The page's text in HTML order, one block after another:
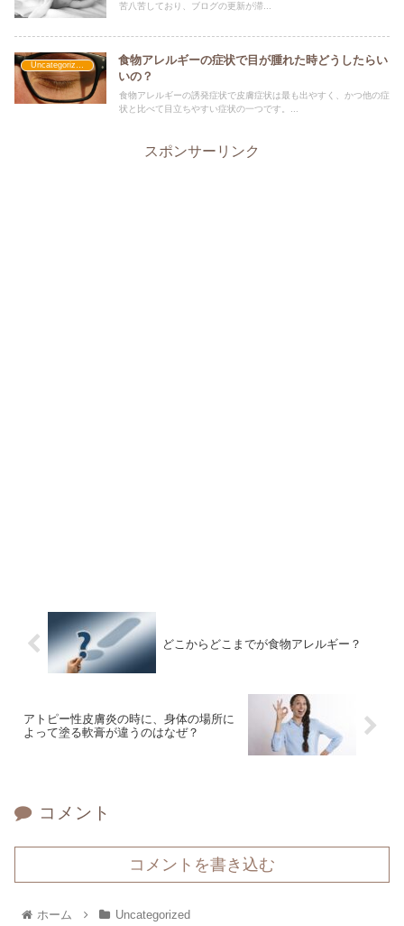
苦八苦しており、ブログの更新が滞...
食物アレルギーの症状で目が腫れた時どうしたらい
いの？
食物アレルギーの誘発症状で皮膚症状は最も出やすく、かつ他の症
状と比べて目立ちやすい症状の一つです。...
スポンサーリンク
どこからどこまでが食物アレルギー？
アトピー性皮膚炎の時に、身体の場所に
よって塗る軟膏が違うのはなぜ？
コメント
コメントを書き込む
ホーム Uncategorized